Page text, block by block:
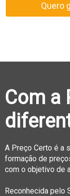
Quero
Com a
A Preço Certo é a
formação de
com o objetivo de
Reconhecida pelo